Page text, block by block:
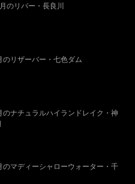
のリバー・長良川
のリザーバー・七色ダム
のナチュラルハイランドレイク・神
のマディーシャローウォーター・千